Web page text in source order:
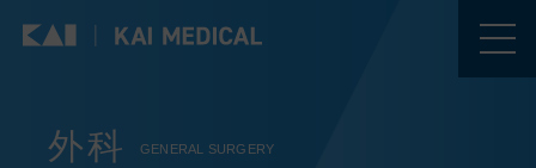
外科 GENERAL SURGERY